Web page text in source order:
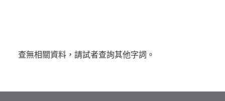
or
查無相關資料，請試者查詢其他字詞。